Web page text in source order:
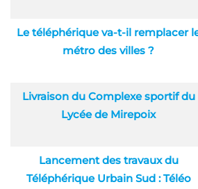
Le téléphérique va-t-il remplacer
métro des villes ?
Livraison du Complexe sportif du
Lycée de Mirepoix
Lancement des travaux du
Téléphérique Urbain Sud : Téléo